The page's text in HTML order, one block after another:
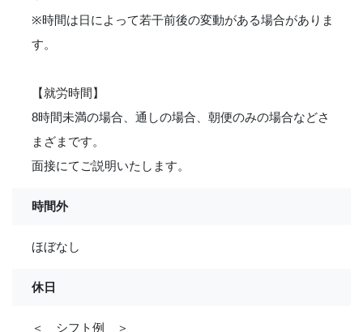
※時間は日によって若干前後の変動がある場合がありま
す。
【就労時間】
8時間未満の場合、通しの場合、朝便のみの場合などさ
まざまです。
面接にてご説明いたします。
時間外
ほぼなし
休日
＜ シフト例 ＞